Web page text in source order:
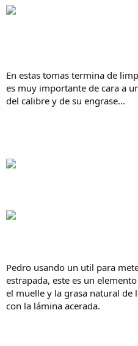
En estas tomas termina de
es muy importante de cara a
del calibre y de su engrase...​
Pedro usando un util para
estrapada, este es un
el muelle y la grasa natural de
con la lámina acerada.​